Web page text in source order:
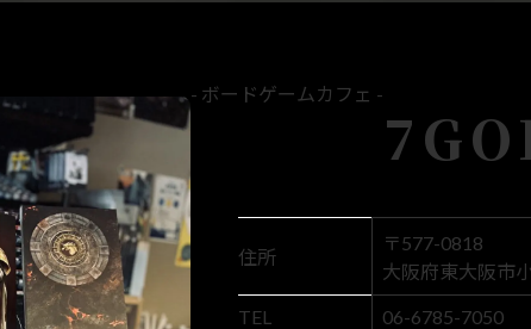
- ボードゲームカフェ -
住所
〒577-0818
大阪府東大阪市
TEL
06-6785-7050